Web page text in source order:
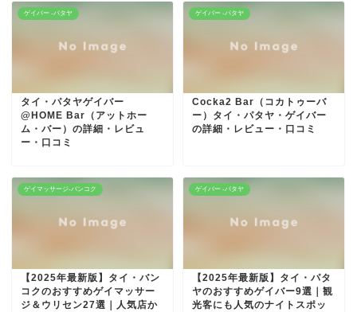
ゲイバー -パタヤ
タイ・パタヤゲイバー
@HOME Bar（アットホー
ム・バー）の詳細・レビュ
ー・口コミ
ゲイバー -パタヤ
Cocka2 Bar（コカトゥーバ
ー）タイ・パタヤ・ゲイバー
の詳細・レビュー・口コミ
ゲイマッサージ-バンコク
【2025年最新版】タイ・バン
コクのおすすめゲイマッサー
ジ＆ウリセン27選｜人気店か
ゲイバー -パタヤ
【2025年最新版】タイ・パタ
ヤのおすすめゲイバー9選｜観
光客にも人気のナイトスポッ